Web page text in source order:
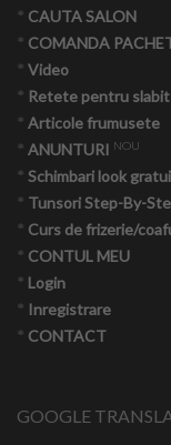
* CAUTA SALON
* COMANDA
* Video
* Retete pentru slabit
* Articole frumusete
* ANUNTURI NOU
* Schimbari look
* Tunsori Step-By-
* Curs de frizerie/
* CONTUL MEU
* Login
* Inregistrare
* CONTACT
GOOGLE